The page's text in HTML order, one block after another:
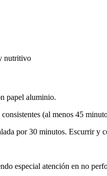
nutritivo
papel aluminio.
(al menos 45
por 30 minutos. Escurrir
especial atención en no